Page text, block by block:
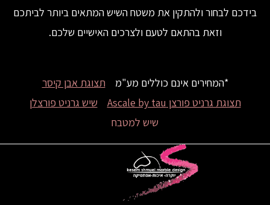
בידכם לבחור ולהתקין את משטח השיש המתאים ביותר לביתכם
וזאת בהתאם לטעם ולצרכים האישיים שלכם.
*המחירים אינם כוללים מע"מ
תצוגת אבן קיסר
תצוגת גרניט פורצן Ascale by tau
שיש גרניט פורצלן
שיש למטבח